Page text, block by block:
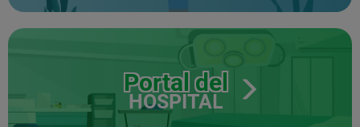
Portal del
HOSPITAL